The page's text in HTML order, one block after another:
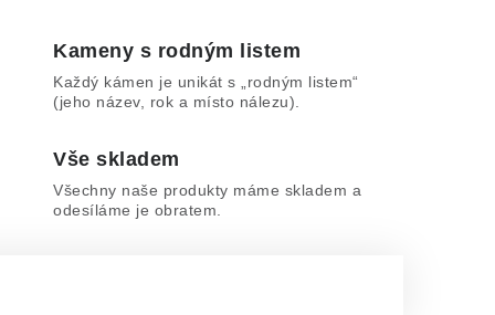
Kameny s rodným listem
Každý kámen je unikát s „rodným listem“
(jeho název, rok a místo nálezu).
Vše skladem
Všechny naše produkty máme skladem a
odesíláme je obratem.